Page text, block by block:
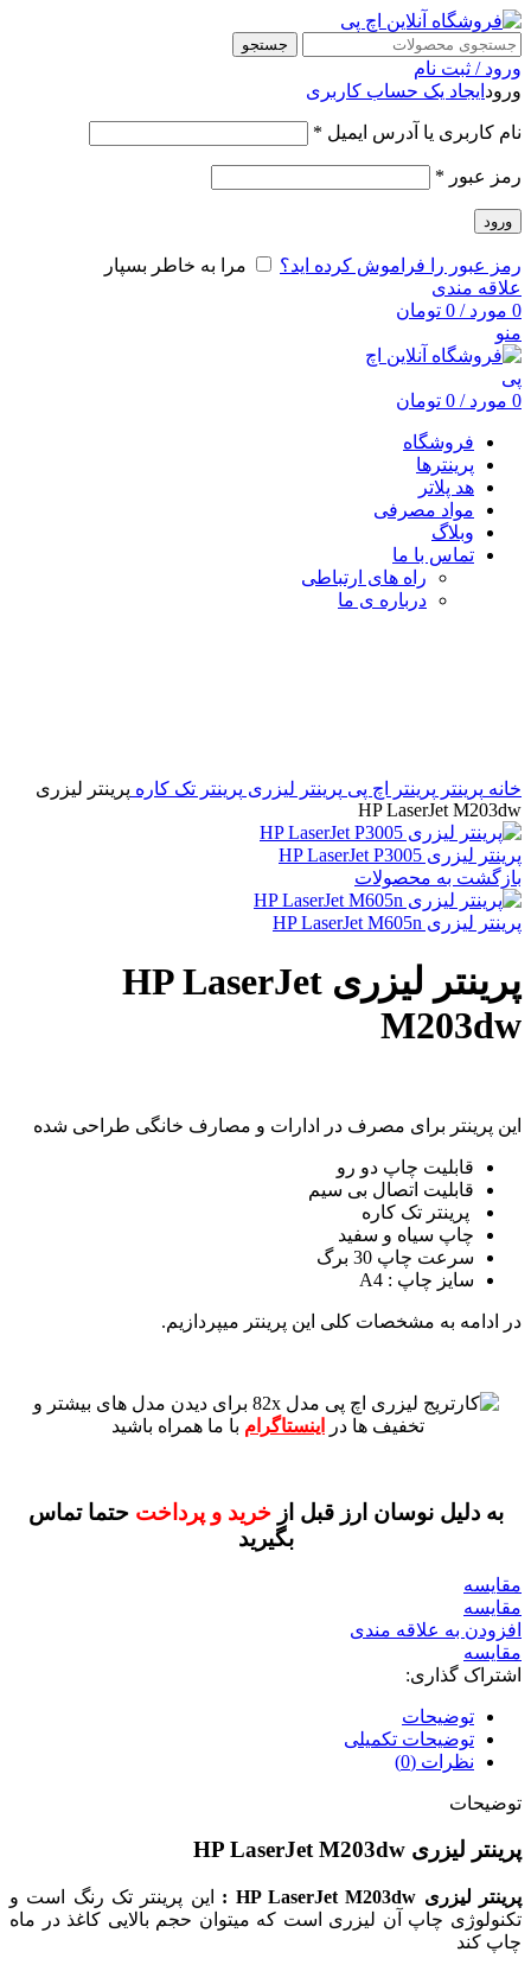
جستجو
ورود / ثبت نام
ورود ایجاد یک حساب کاربری
نام کاربری یا آدرس ایمیل *
رمز عبور *
ورود
رمز عبور را فراموش کرده اید؟
مرا به خاطر بسپار
علاقه مندی
0 مورد /
0 تومان
منو
0 مورد /
0 تومان
فروشگاه
پرینترها
هد پلاتر
مواد مصرفی
وبلاگ
تماس با ما
راه های ارتباطی
درباره ی ما
خانه پرینتر پرینتر اچ پی پرینتر لیزری پرینتر تک کاره پرینتر لیزری
HP LaserJet M203dw
پرینتر لیزری HP LaserJet P3005
بازگشت به محصولات
پرینتر لیزری HP LaserJet M605n
پرینتر لیزری HP LaserJet
M203dw
این پرینتر برای مصرف در ادارات و مصارف خانگی طراحی شده
قابلیت چاپ دو رو
قابلیت اتصال بی سیم
پرینتر تک کاره
چاپ سیاه و سفید
سرعت چاپ 30 برگ
سایز چاپ : A4
در ادامه به مشخصات کلی این پرینتر میپردازیم.
برای دیدن مدل های بیشتر و
تخفیف ها در
اینستاگرام با ما همراه باشید
به دلیل نوسان ارز قبل از خرید و پرداختحتما تماس
بگیرید
مقايسه
مقایسه
افزودن به علاقه مندی
مقایسه
اشتراک گذاری:
توضیحات
توضیحات تکمیلی
نظرات (0)
توضیحات
پرینتر لیزری HP LaserJet M203dw
پرینتر لیزری HP LaserJet M203dw :
این پرینتر تک رنگ است و
تکنولوژی چاپ آن لیزری است که میتوان حجم بالایی کاغذ در ماه
چاپ کند